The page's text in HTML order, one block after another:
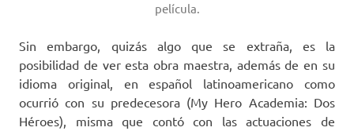
película.
Sin embargo, quizás algo que se extraña, es la
posibilidad de ver esta obra maestra, además de en su
idioma original, en español latinoamericano como
ocurrió con su predecesora (My Hero Academia: Dos
Héroes), misma que contó con las actuaciones de